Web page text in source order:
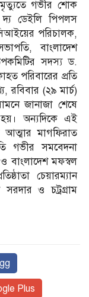
মৃত্যুতে গভীর শোক
ডেইলি পিপলস
পরিচালক,
বাংলাদেশ
সদস্য ড.
পরিবারের প্রতি
রবিবার (২৯ মার্চ)
জানাজা শেষে
হয়। অন্যদিকে এই
মাগফিরাত
গভীর সমবেদনা
বাংলাদেশ মফস্বল
চেয়ারম্যান
ও চট্রগ্রাম
Plus